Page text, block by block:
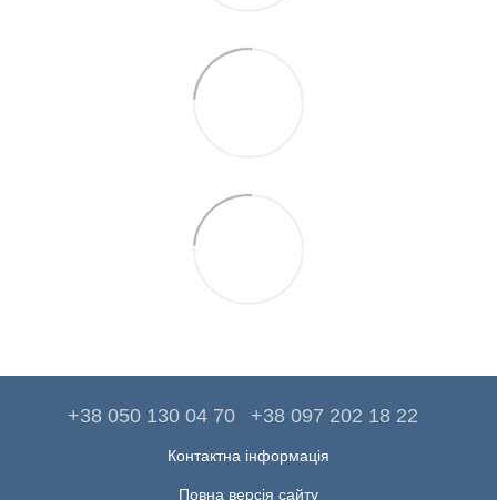
+38 050 130 04 70 +38 097 202 18 22
Контактна інформація
Повна версія сайту